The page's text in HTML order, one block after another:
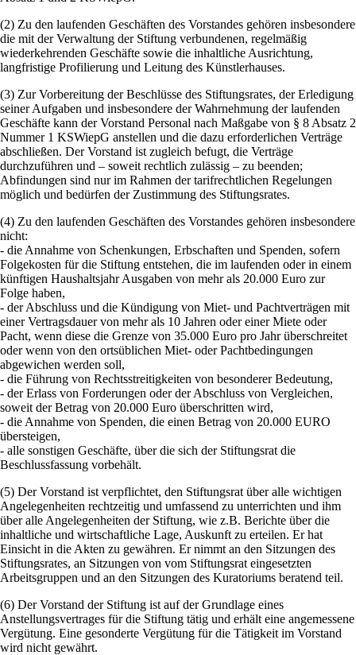
(2) Zu den laufenden Geschäften des Vorstandes gehören insbesondere
die mit der Verwaltung der Stiftung verbundenen, regelmäßig
wiederkehrenden Geschäfte sowie die inhaltliche Ausrichtung,
langfristige Profilierung und Leitung des Künstlerhauses.
(3) Zur Vorbereitung der Beschlüsse des Stiftungsrates, der Erledigung
seiner Aufgaben und insbesondere der Wahrnehmung der laufenden
Geschäfte kann der Vorstand Personal nach Maßgabe von § 8 Absatz 2
Nummer 1 KSWiepG anstellen und die dazu erforderlichen Verträge
abschließen. Der Vorstand ist zugleich befugt, die Verträge
durchzuführen und – soweit rechtlich zulässig – zu beenden;
Abfindungen sind nur im Rahmen der tarifrechtlichen Regelungen
möglich und bedürfen der Zustimmung des Stiftungsrates.
(4) Zu den laufenden Geschäften des Vorstandes gehören insbesondere
nicht:
- die Annahme von Schenkungen, Erbschaften und Spenden, sofern
Folgekosten für die Stiftung entstehen, die im laufenden oder in einem
künftigen Haushaltsjahr Ausgaben von mehr als 20.000 Euro zur
Folge haben,
- der Abschluss und die Kündigung von Miet- und Pachtverträgen mit
einer Vertragsdauer von mehr als 10 Jahren oder einer Miete oder
Pacht, wenn diese die Grenze von 35.000 Euro pro Jahr überschreitet
oder wenn von den ortsüblichen Miet- oder Pachtbedingungen
abgewichen werden soll,
- die Führung von Rechtsstreitigkeiten von besonderer Bedeutung,
- der Erlass von Forderungen oder der Abschluss von Vergleichen,
soweit der Betrag von 20.000 Euro überschritten wird,
- die Annahme von Spenden, die einen Betrag von 20.000 EURO
übersteigen,
- alle sonstigen Geschäfte, über die sich der Stiftungsrat die
Beschlussfassung vorbehält.
(5) Der Vorstand ist verpflichtet, den Stiftungsrat über alle wichtigen
Angelegenheiten rechtzeitig und umfassend zu unterrichten und ihm
über alle Angelegenheiten der Stiftung, wie z.B. Berichte über die
inhaltliche und wirtschaftliche Lage, Auskunft zu erteilen. Er hat
Einsicht in die Akten zu gewähren. Er nimmt an den Sitzungen des
Stiftungsrates, an Sitzungen von vom Stiftungsrat eingesetzten
Arbeitsgruppen und an den Sitzungen des Kuratoriums beratend teil.
(6) Der Vorstand der Stiftung ist auf der Grundlage eines
Anstellungsvertrages für die Stiftung tätig und erhält eine angemessene
Vergütung. Eine gesonderte Vergütung für die Tätigkeit im Vorstand
wird nicht gewährt.